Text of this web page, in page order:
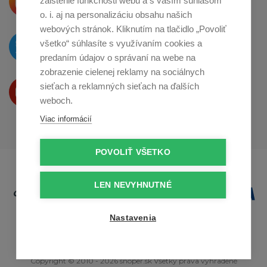
o zdieľanie naInstagrame
O novinkách píšeme
na Twitteri
Produkty Vám predstavujeme
naYoutube
Copyright © 2010 - 2026 snoper.sk Všetky práva vyhradené
o. i. aj na personalizáciu obsahu našich
webových stránok. Kliknutím na tlačidlo „Povoliť
všetko“ súhlasíte s využívaním cookies a
predaním údajov o správaní na webe na
zobrazenie cielenej reklamy na sociálnych
sieťach a reklamných sieťach na ďalších
weboch.
Viac informácií
POVOLIŤ VŠETKO
LEN NEVYHNUTNÉ
Nastavenia